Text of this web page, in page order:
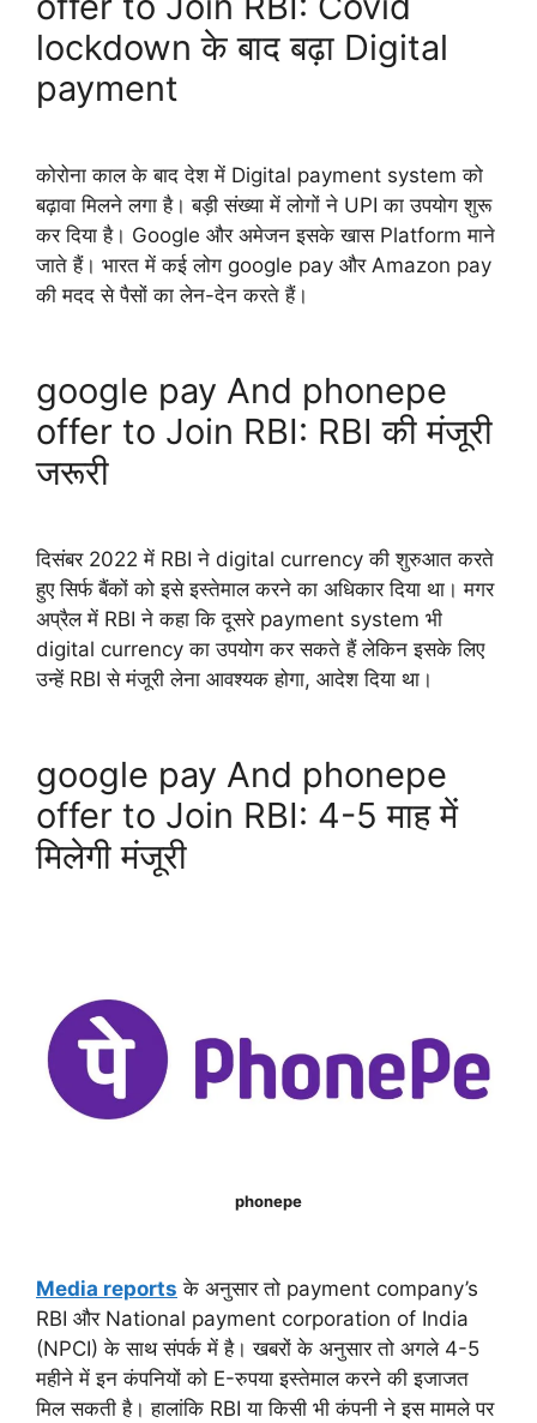
lockdown के बाद बढ़ा Digital
payment
कोरोना काल के बाद देश में Digital payment system को
बढ़ावा मिलने लगा है। बड़ी संख्या में लोगों ने UPI का उपयोग शुरू
कर दिया है। Google और अमेजन इसके खास Platform माने
जाते हैं। भारत में कई लोग google pay और Amazon pay
की मदद से पैसों का लेन-देन करते हैं।
google pay And phonepe
offer to Join RBI: RBI की मंजूरी
जरूरी
दिसंबर 2022 में RBI ने digital currency की शुरुआत करते
हुए सिर्फ बैंकों को इसे इस्तेमाल करने का अधिकार दिया था। मगर
अप्रैल में RBI ने कहा कि दूसरे payment system भी
digital currency का उपयोग कर सकते हैं लेकिन इसके लिए
उन्हें RBI से मंजूरी लेना आवश्यक होगा, आदेश दिया था।
google pay And phonepe
offer to Join RBI: 4-5 माह में
मिलेगी मंजूरी
phonepe
Media reports के अनुसार तो payment company’s
RBI और National payment corporation of India
(NPCI) के साथ संपर्क में है। खबरों के अनुसार तो अगले 4-5
महीने में इन कंपनियों को E-रुपया इस्तेमाल करने की इजाजत
मिल सकती है। हालांकि RBI या किसी भी कंपनी ने इस मामले पर